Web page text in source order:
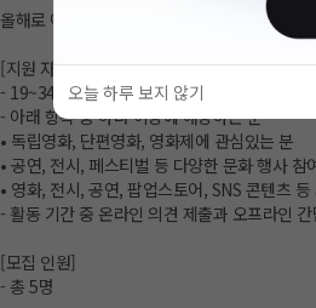
올해로 여섯 번째를 맞이하는 성북청춘불패
[지원 자격]
- 19~34세 남녀
- 아래 항목 중 하나 이상에 해당하는 분
• 독립영화, 단편영화, 영화제에 관심있는 분
• 공연, 전시, 페스티벌 등 다양한 문화 행사 참
• 영화, 전시, 공연, 팝업스토어, SNS 콘텐츠
- 활동 기간 중 온라인 의견 제출과 오프라인
[모집 인원]
- 총 5명
오늘 하루 보지 않기